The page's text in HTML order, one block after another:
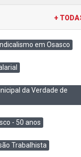
+
em Osasco
da Verdade de
- 50 anos
Trabalhista